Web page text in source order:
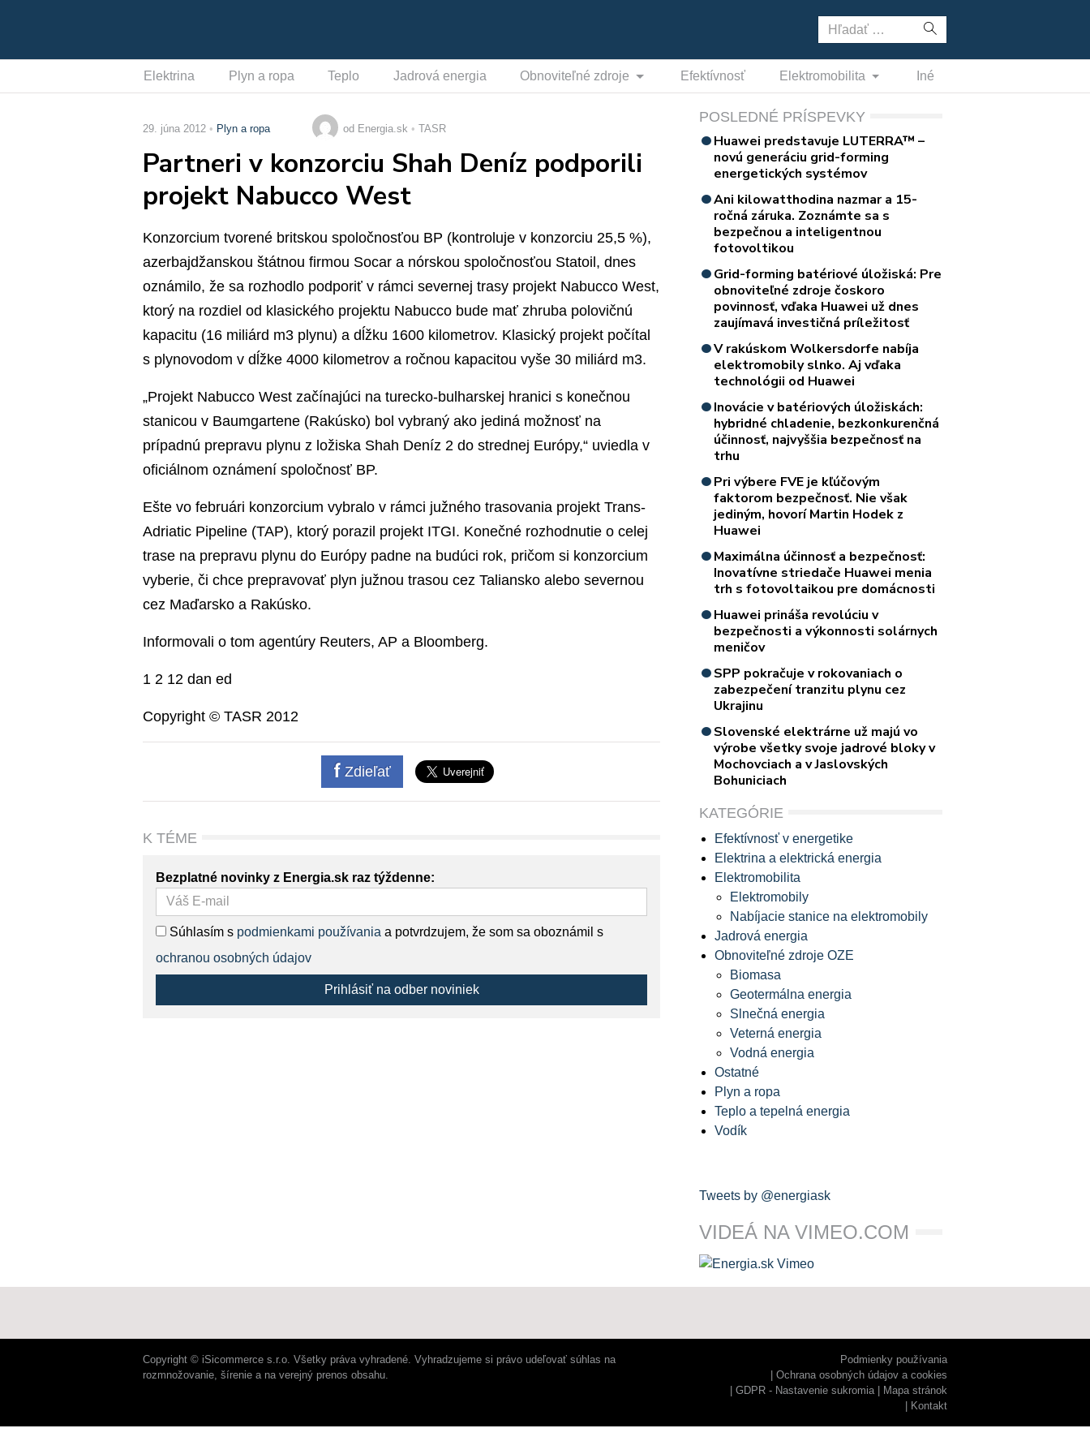
Hľadať:
Elektrina Plyn a ropa Teplo Jadrová energia Obnoviteľné zdroje Efektívnosť Elektromobilita Iné
29. júna 2012 Plyn a ropa od Energia.sk TASR
Partneri v konzorciu Shah Deníz podporili
projekt Nabucco West
Konzorcium tvorené britskou spoločnosťou BP (kontroluje v konzorciu 25,5 %),
azerbajdžanskou štátnou firmou Socar a nórskou spoločnosťou Statoil, dnes
oznámilo, že sa rozhodlo podporiť v rámci severnej trasy projekt Nabucco West,
ktorý na rozdiel od klasického projektu Nabucco bude mať zhruba polovičnú
kapacitu (16 miliárd m3 plynu) a dĺžku 1600 kilometrov. Klasický projekt počítal
s plynovodom v dĺžke 4000 kilometrov a ročnou kapacitou vyše 30 miliárd m3.
„Projekt Nabucco West začínajúci na turecko-bulharskej hranici s konečnou
stanicou v Baumgartene (Rakúsko) bol vybraný ako jediná možnosť na
prípadnú prepravu plynu z ložiska Shah Deníz 2 do strednej Európy,“ uviedla v
oficiálnom oznámení spoločnosť BP.
Ešte vo februári konzorcium vybralo v rámci južného trasovania projekt Trans-
Adriatic Pipeline (TAP), ktorý porazil projekt ITGI. Konečné rozhodnutie o celej
trase na prepravu plynu do Európy padne na budúci rok, pričom si konzorcium
vyberie, či chce prepravovať plyn južnou trasou cez Taliansko alebo severnou
cez Maďarsko a Rakúsko.
Informovali o tom agentúry Reuters, AP a Bloomberg.
1 2 12 dan ed
Copyright © TASR 2012
Zdieľať
K TÉME
Bezplatné novinky z Energia.sk raz týždenne:
Súhlasím s podmienkami používania a potvrdzujem, že som sa oboznámil s
ochranou osobných údajov
Prihlásiť na odber noviniek
POSLEDNÉ PRÍSPEVKY
Huawei predstavuje LUTERRA™ –
novú generáciu grid-forming
energetických systémov
Ani kilowatthodina nazmar a 15-
ročná záruka. Zoznámte sa s
bezpečnou a inteligentnou
fotovoltikou
Grid-forming batériové úložiská: Pre
obnoviteľné zdroje čoskoro
povinnosť, vďaka Huawei už dnes
zaujímavá investičná príležitosť
V rakúskom Wolkersdorfe nabíja
elektromobily slnko. Aj vďaka
technológii od Huawei
Inovácie v batériových úložiskách:
hybridné chladenie, bezkonkurenčná
účinnosť, najvyššia bezpečnosť na
trhu
Pri výbere FVE je kľúčovým
faktorom bezpečnosť. Nie však
jediným, hovorí Martin Hodek z
Huawei
Maximálna účinnosť a bezpečnosť:
Inovatívne striedače Huawei menia
trh s fotovoltaikou pre domácnosti
Huawei prináša revolúciu v
bezpečnosti a výkonnosti solárnych
meničov
SPP pokračuje v rokovaniach o
zabezpečení tranzitu plynu cez
Ukrajinu
Slovenské elektrárne už majú vo
výrobe všetky svoje jadrové bloky v
Mochovciach a v Jaslovských
Bohuniciach
KATEGÓRIE
Efektívnosť v energetike
Elektrina a elektrická energia
Elektromobilita
Elektromobily
Nabíjacie stanice na elektromobily
Jadrová energia
Obnoviteľné zdroje OZE
Biomasa
Geotermálna energia
Slnečná energia
Veterná energia
Vodná energia
Ostatné
Plyn a ropa
Teplo a tepelná energia
Vodík
Tweets by @energiask
VIDEÁ NA VIMEO.COM
Copyright © iSicommerce s.r.o. Všetky práva vyhradené. Vyhradzujeme si právo udeľovať súhlas na
rozmnožovanie, šírenie a na verejný prenos obsahu.
Podmienky používania
Ochrana osobných údajov a cookies
GDPR - Nastavenie sukromia
Mapa stránok
Kontakt